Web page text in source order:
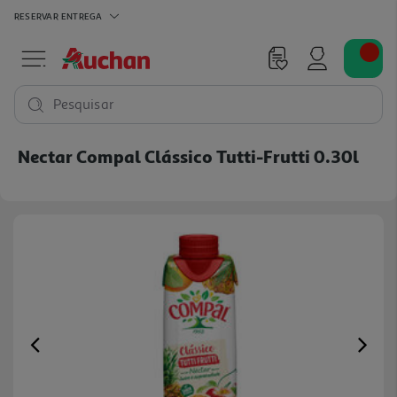
RESERVAR ENTREGA
Pesquisar
Nectar Compal Clássico Tutti-Frutti 0.30l
Previous